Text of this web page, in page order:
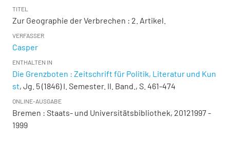
TITEL
Zur Geographie der Verbrechen : 2. Artikel.
VERFASSER
Casper
ENTHALTEN IN
Die Grenzboten : Zeitschrift für Politik, Literatur und Kun
st, Jg. 5 (1846) I. Semester. II. Band., S. 461-474
ONLINE-AUSGABE
Bremen : Staats- und Universitätsbibliothek, 20121997 -
1999